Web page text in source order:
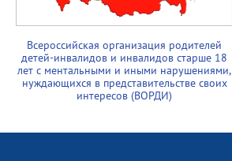
Всероссийская организация родителей
детей-инвалидов и инвалидов старше 18
лет с ментальными и иными нарушениями,
нуждающихся в представительстве своих
интересов (ВОРДИ)